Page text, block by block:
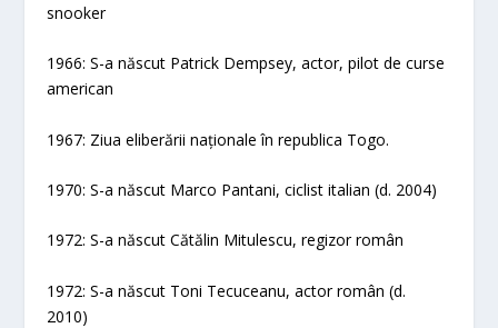
snooker
1966: S-a născut Patrick Dempsey, actor, pilot de curse
american
1967: Ziua eliberării naționale în republica Togo.
1970: S-a născut Marco Pantani, ciclist italian (d. 2004)
1972: S-a născut Cătălin Mitulescu, regizor român
1972: S-a născut Toni Tecuceanu, actor român (d.
2010)